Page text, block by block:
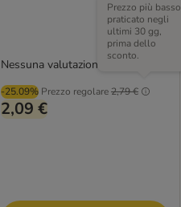
-25.09% Prezzo regolare2,79 €
Prezzo più basso
praticato negli
ultimi 30 gg,
prima dello
sconto.
2,09 €
Nessuna valutazione